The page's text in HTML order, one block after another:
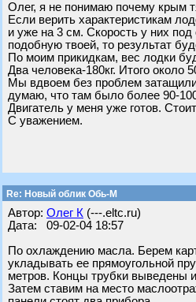
Олег, я не понимаю почему крым
Если верить характеристикам
и уже на 3 см. Скорость у них
подобную твоей, то результат
По моим прикидкам, вес лодки
Два человека-180кг. Итого около
Мы вдвоем без проблем
думаю, что там было более 90-100
Двигатель у меня уже готов.
С уважением.
Re: Новый облик Обь-М
Автор: Олег К (---.eltc.ru)
Дата: 09-02-04 18:57
По охлаждению масла. Берем
укладывать ее прямоугольной
метров. Концы трубки выведены
Затем ставим на место